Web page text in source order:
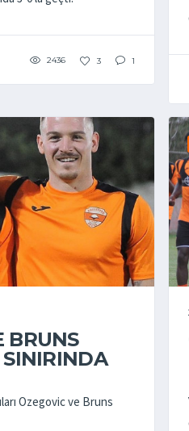
2436 3 1
BRUNS
SINIRINDA
Ozegovic ve Bruns